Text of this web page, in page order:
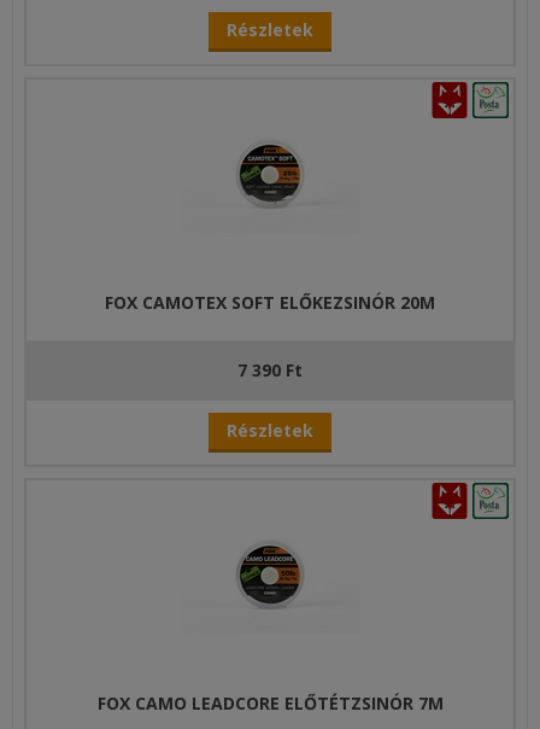
Részletek
FOX CAMOTEX SOFT ELŐKEZSINÓR 20M
7 390 Ft
Részletek
FOX CAMO LEADCORE ELŐTÉTZSINÓR 7M